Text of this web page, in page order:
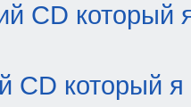
CD который
CD который я